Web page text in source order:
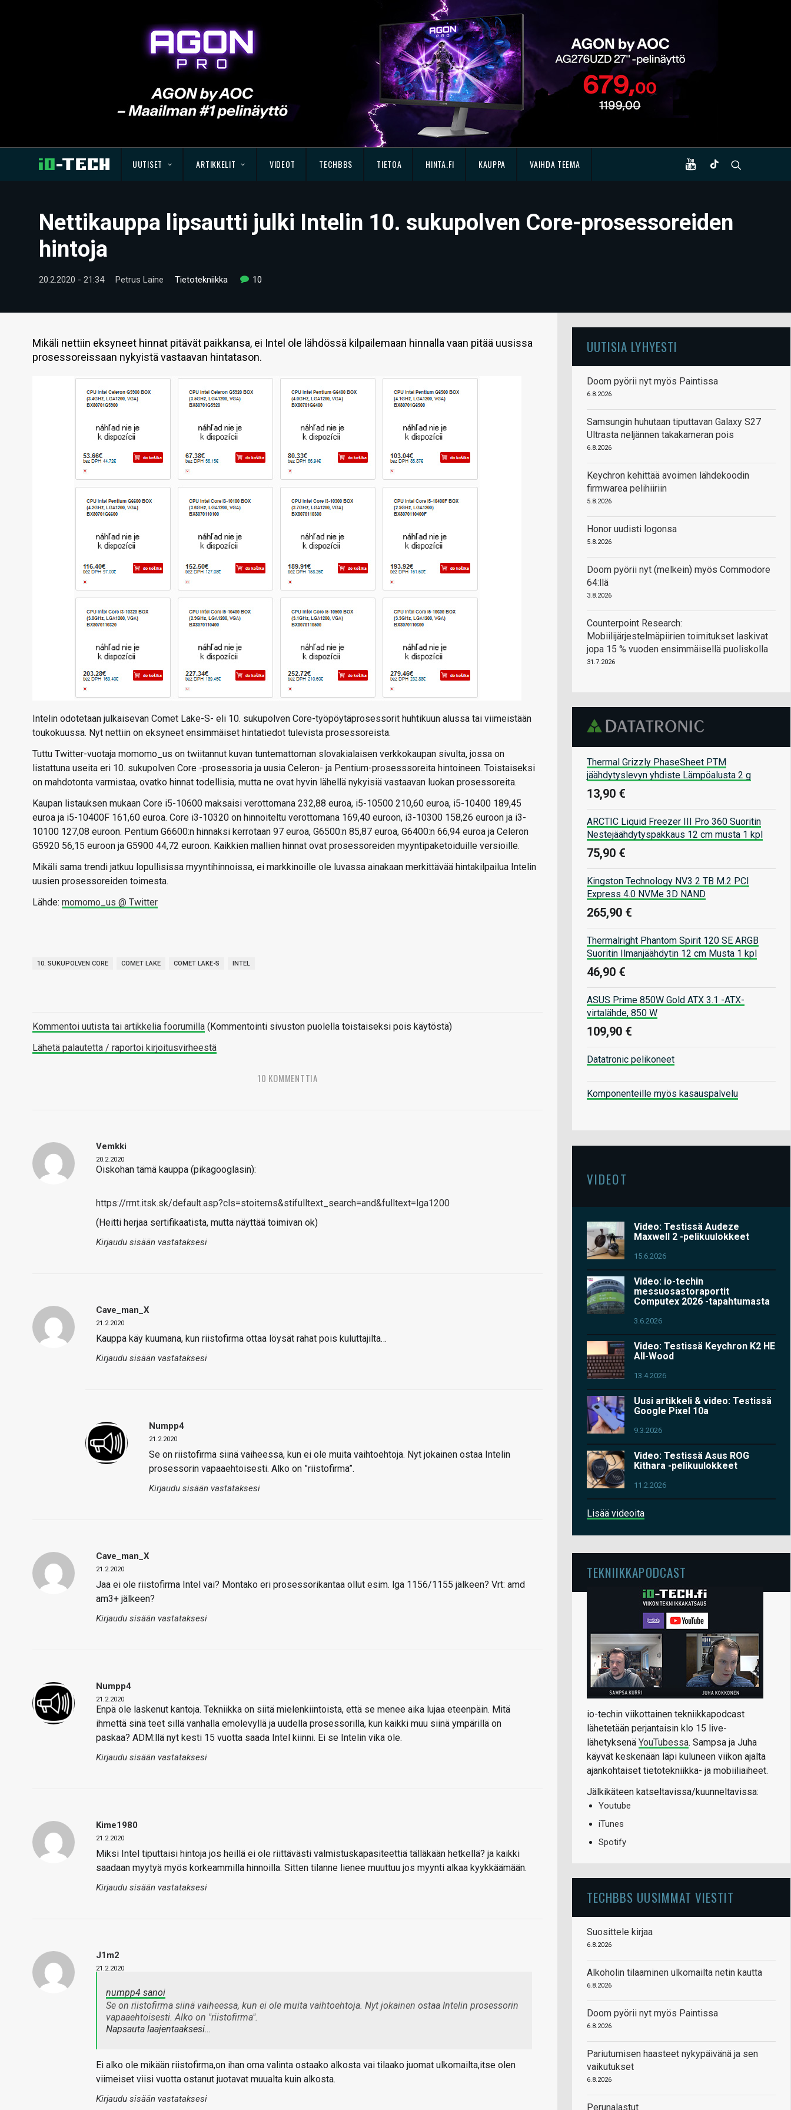
UUTISET ARTIKKELIT VIDEOT TECHBBS TIETOA HINTA.FI KAUPPA VAIHDA TEEMA
Nettikauppa lipsautti julki Intelin 10. sukupolven Core-prosessoreiden
hintoja
20.2.2020 - 21:34 Petrus Laine Tietotekniikka 10
Mikäli nettiin eksyneet hinnat pitävät paikkansa, ei Intel ole lähdössä kilpailemaan hinnalla vaan pitää uusissa
prosessoreissaan nykyistä vastaavan hintatason.
Intelin odotetaan julkaisevan Comet Lake-S- eli 10. sukupolven Core-työpöytäprosessorit huhtikuun alussa tai viimeistään
toukokuussa. Nyt nettiin on eksyneet ensimmäiset hintatiedot tulevista prosessoreista.
Tuttu Twitter-vuotaja momomo_us on twiitannut kuvan tuntemattoman slovakialaisen verkkokaupan sivulta, jossa on
listattuna useita eri 10. sukupolven Core -prosessoria ja uusia Celeron- ja Pentium-prosesssoreita hintoineen. Toistaiseksi
on mahdotonta varmistaa, ovatko hinnat todellisia, mutta ne ovat hyvin lähellä nykyisiä vastaavan luokan prosessoreita.
Kaupan listauksen mukaan Core i5-10600 maksaisi verottomana 232,88 euroa, i5-10500 210,60 euroa, i5-10400 189,45
euroa ja i5-10400F 161,60 euroa. Core i3-10320 on hinnoiteltu verottomana 169,40 euroon, i3-10300 158,26 euroon ja i3-
10100 127,08 euroon. Pentium G6600:n hinnaksi kerrotaan 97 euroa, G6500:n 85,87 euroa, G6400:n 66,94 euroa ja Celeron
G5920 56,15 euroon ja G5900 44,72 euroon. Kaikkien mallien hinnat ovat prosessoreiden myyntipaketoiduille versioille.
Mikäli sama trendi jatkuu lopullisissa myyntihinnoissa, ei markkinoille ole luvassa ainakaan merkittävää hintakilpailua Intelin
uusien prosessoreiden toimesta.
Lähde: momomo_us @ Twitter
10. SUKUPOLVEN CORE COMET LAKE COMET LAKE-S INTEL
Kommentoi uutista tai artikkelia foorumilla (Kommentointi sivuston puolella toistaiseksi pois käytöstä)
Lähetä palautetta / raportoi kirjoitusvirheestä
10 KOMMENTTIA
Vemkki
20.2.2020
Oiskohan tämä kauppa (pikagooglasin):
https://rrnt.itsk.sk/default.asp?cls=stoitems&stifulltext_search=and&fulltext=lga1200
(Heitti herjaa sertifikaatista, mutta näyttää toimivan ok)
Kirjaudu sisään vastataksesi
Cave_man_X
21.2.2020
Kauppa käy kuumana, kun riistofirma ottaa löysät rahat pois kuluttajilta…
Kirjaudu sisään vastataksesi
Numpp4
21.2.2020
Se on riistofirma siinä vaiheessa, kun ei ole muita vaihtoehtoja. Nyt jokainen ostaa Intelin
prosessorin vapaaehtoisesti. Alko on ”riistofirma”.
Kirjaudu sisään vastataksesi
Cave_man_X
21.2.2020
Jaa ei ole riistofirma Intel vai? Montako eri prosessorikantaa ollut esim. lga 1156/1155 jälkeen? Vrt: amd
am3+ jälkeen?
Kirjaudu sisään vastataksesi
Numpp4
21.2.2020
Enpä ole laskenut kantoja. Tekniikka on siitä mielenkiintoista, että se menee aika lujaa eteenpäin. Mitä
ihmettä sinä teet sillä vanhalla emolevyllä ja uudella prosessorilla, kun kaikki muu siinä ympärillä on
paskaa? ADM:llä nyt kesti 15 vuotta saada Intel kiinni. Ei se Intelin vika ole.
Kirjaudu sisään vastataksesi
Kime1980
21.2.2020
Miksi Intel tiputtaisi hintoja jos heillä ei ole riittävästi valmistuskapasiteettiä tälläkään hetkellä? ja kaikki
saadaan myytyä myös korkeammilla hinnoilla. Sitten tilanne lienee muuttuu jos myynti alkaa kyykkäämään.
Kirjaudu sisään vastataksesi
J1m2
21.2.2020
numpp4 sanoi
Se on riistofirma siinä vaiheessa, kun ei ole muita vaihtoehtoja. Nyt jokainen ostaa Intelin prosessorin
vapaaehtoisesti. Alko on "riistofirma".
Napsauta laajentaaksesi…
Ei alko ole mikään riistofirma,on ihan oma valinta ostaako alkosta vai tilaako juomat ulkomailta,itse olen
viimeiset viisi vuotta ostanut juotavat muualta kuin alkosta.
Kirjaudu sisään vastataksesi
UUTISIA LYHYESTI
Doom pyörii nyt myös Paintissa
6.8.2026
Samsungin huhutaan tiputtavan Galaxy S27
Ultrasta neljännen takakameran pois
6.8.2026
Keychron kehittää avoimen lähdekoodin
firmwarea pelihiiriin
5.8.2026
Honor uudisti logonsa
5.8.2026
Doom pyörii nyt (melkein) myös Commodore
64:llä
3.8.2026
Counterpoint Research:
Mobiilijärjestelmäpiirien toimitukset laskivat
jopa 15 % vuoden ensimmäisellä puoliskolla
31.7.2026
Thermal Grizzly PhaseSheet PTM
jäähdytyslevyn yhdiste Lämpöalusta 2 g
13,90 €
ARCTIC Liquid Freezer III Pro 360 Suoritin
Nestejäähdytyspakkaus 12 cm musta 1 kpl
75,90 €
Kingston Technology NV3 2 TB M.2 PCI
Express 4.0 NVMe 3D NAND
265,90 €
Thermalright Phantom Spirit 120 SE ARGB
Suoritin Ilmanjäähdytin 12 cm Musta 1 kpl
46,90 €
ASUS Prime 850W Gold ATX 3.1 -ATX-
virtalähde, 850 W
109,90 €
Datatronic pelikoneet
Komponenteille myös kasauspalvelu
VIDEOT
Video: Testissä Audeze
Maxwell 2 -pelikuulokkeet
15.6.2026
Video: io-techin
messuosastoraportit
Computex 2026 -tapahtumasta
3.6.2026
Video: Testissä Keychron K2 HE
All-Wood
13.4.2026
Uusi artikkeli & video: Testissä
Google Pixel 10a
9.3.2026
Video: Testissä Asus ROG
Kithara -pelikuulokkeet
11.2.2026
Lisää videoita
TEKNIIKKAPODCAST
io-techin viikottainen tekniikkapodcast
lähetetään perjantaisin klo 15 live-
lähetyksenä YouTubessa. Sampsa ja Juha
käyvät keskenään läpi kuluneen viikon ajalta
ajankohtaiset tietotekniikka- ja mobiiliaiheet.
Jälkikäteen katseltavissa/kuunneltavissa:
Youtube
iTunes
Spotify
TECHBBS UUSIMMAT VIESTIT
Suosittele kirjaa
6.8.2026
Alkoholin tilaaminen ulkomailta netin kautta
6.8.2026
Doom pyörii nyt myös Paintissa
6.8.2026
Pariutumisen haasteet nykypäivänä ja sen
vaikutukset
6.8.2026
Perunalastut